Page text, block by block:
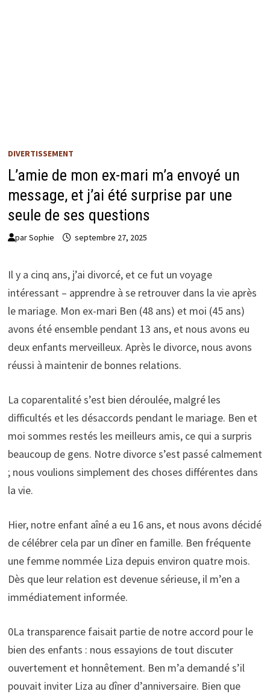
DIVERTISSEMENT
L’amie de mon ex-mari m’a envoyé un
message, et j’ai été surprise par une
seule de ses questions
parSophie septembre 27, 2025
Il y a cinq ans, j’ai divorcé, et ce fut un voyage
intéressant – apprendre à se retrouver dans la vie après
le mariage. Mon ex-mari Ben (48 ans) et moi (45 ans)
avons été ensemble pendant 13 ans, et nous avons eu
deux enfants merveilleux. Après le divorce, nous avons
réussi à maintenir de bonnes relations.
La coparentalité s’est bien déroulée, malgré les
difficultés et les désaccords pendant le mariage. Ben et
moi sommes restés les meilleurs amis, ce qui a surpris
beaucoup de gens. Notre divorce s’est passé calmement
; nous voulions simplement des choses différentes dans
la vie.
Hier, notre enfant aîné a eu 16 ans, et nous avons décidé
de célébrer cela par un dîner en famille. Ben fréquente
une femme nommée Liza depuis environ quatre mois.
Dès que leur relation est devenue sérieuse, il m’en a
immédiatement informée.
0La transparence faisait partie de notre accord pour le
bien des enfants : nous essayions de tout discuter
ouvertement et honnêtement. Ben m’a demandé s’il
pouvait inviter Liza au dîner d’anniversaire. Bien que